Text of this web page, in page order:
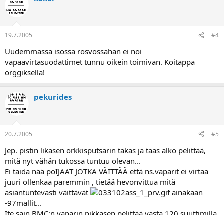
19.7.2005 #4
Uudemmassa isossa rosvossahan ei noi
vapaavirtasuodattimet tunnu oikein toimivan. Koitappa
orggiksella!
pekurides
20.7.2005 #5
Jep. pistin likasen orkkisputsarin takas ja taas alko pelittää,
mitä nyt vähän tukossa tuntuu olevan...
Ei taida nää poIJAAT JOTKA VÄITTÄÄ että ns.vaparit ei virtaa
juuri ollenkaa paremmin , tietää hevonvittua mitä
asiantuntevasti väittävät
ainakaan
-97mallit...